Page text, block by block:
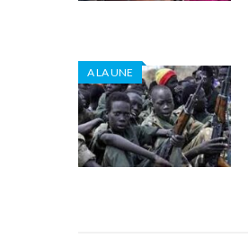
A LA UNE